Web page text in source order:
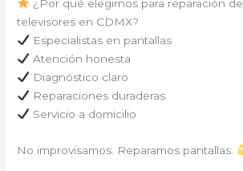
¿Por qué elegirnos para reparación
televisores en CDMX?
Especialistas en pantallas
Atención honesta
Diagnóstico claro
Reparaciones duraderas
Servicio a domicilio
No improvisamos. Reparamos pantallas.